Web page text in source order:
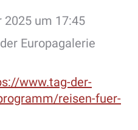
2025 um 17:45
Europagalerie
www.tag-der-
reisen-fuer-